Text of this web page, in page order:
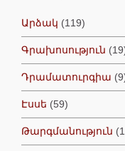
Արձակ (119)
Գրախոսություն
Դրամատուրգիա
Էսսե (59)
Թարգմանություն